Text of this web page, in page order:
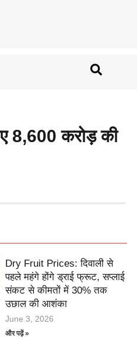
8,600 करोड़ की
Dry Fruit Prices: दिवाली से
पहले महंगे होंगे ड्राई फ्रूट, सप्लाई
संकट से कीमतों में 30% तक
उछाल की आशंका
June 3, 2026
और पढ़ें »